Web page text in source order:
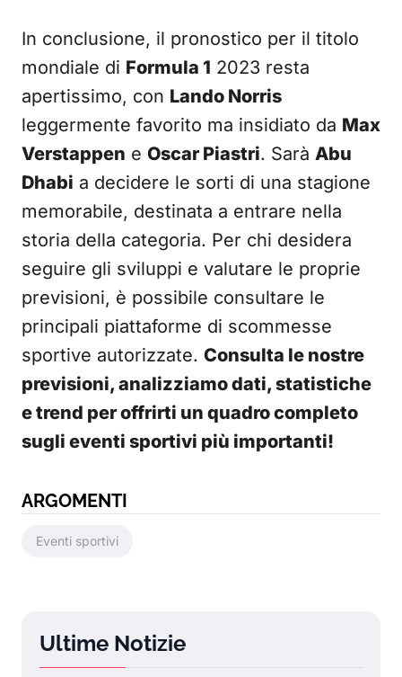
In conclusione, il pronostico per il titolo
mondiale di Formula 1 2023 resta
apertissimo, con Lando Norris
leggermente favorito ma insidiato da Max
Verstappen e Oscar Piastri. Sarà Abu
Dhabi a decidere le sorti di una stagione
memorabile, destinata a entrare nella
storia della categoria. Per chi desidera
seguire gli sviluppi e valutare le proprie
previsioni, è possibile consultare le
principali piattaforme di scommesse
sportive autorizzate. Consulta le nostre
previsioni, analizziamo dati, statistiche
e trend per offrirti un quadro completo
sugli eventi sportivi più importanti!
ARGOMENTI
Eventi sportivi
Ultime Notizie